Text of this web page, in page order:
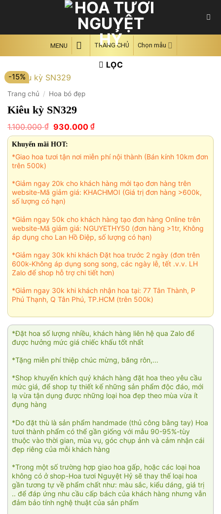
MENU TRANG CHỦ Chọn mẫu
LỌC
-15%
Trang chủ / Hoa bó đẹp
Kiêu kỳ SN329
1.100.000₫ Giá
gốc
là:
1.100.000 ₫.
930.000 ₫Giá
hiện
930.000 ₫.
Khuyến mãi HOT:
*Giao hoa tươi tận nơi miễn phí nội thành (Bán kính 10km đơn
trên 500k)
*Giảm ngay 20k cho khách hàng mới tạo đơn hàng trên
website-Mã giảm giá: KHACHMOI (Giá trị đơn hàng >600k,
số lượng có hạn)
*Giảm ngay 50k cho khách hàng tạo đơn hàng Online trên
website-Mã giảm giá: NGUYETHY50 (đơn hàng >1tr, Không
áp dụng cho Lan Hồ Điệp, số lượng có hạn)
*Giảm ngay 30k khi khách Đặt hoa trước 2 ngày (đơn trên
600k-Không áp dụng song song, các ngày lễ, tết .v.v. LH
Zalo để shop hỗ trợ chi tiết hơn)
*Giảm ngay 30k khi khách nhận hoa tại: 77 Tân Thành, P
Phú Thạnh, Q Tân Phú, TP.HCM (trên 500k)
*Đặt hoa số lượng nhiều, khách hàng liên hệ qua Zalo để
được hưởng mức giá chiếc khấu tốt nhất
*Tặng miễn phí thiệp chúc mừng, băng rôn,...
*Shop khuyến khích quý khách hàng đặt hoa theo yêu cầu
mức giá, để shop tự thiết kế những sản phẩm độc đáo, mới
lạ vừa tận dụng được những loại hoa đẹp theo mùa vừa ít
đụng hàng
*Do đặt thù là sản phẩm handmade (thủ công bằng tay) Hoa
tươi thành phẩm có thể gần giống với mẫu 90-95%-tùy
thuộc vào thời gian, mùa vụ, góc chụp ảnh và cảm nhận cái
đẹp riêng của mỗi khách hàng
*Trong một số trường hợp giao hoa gấp, hoặc các loại hoa
không có ở shop-Hoa tươi Nguyệt Hỷ sẽ thay thế loại hoa
gần tương tự về phẩm chất như: màu sắc, kiểu dáng, giá trị
.. để đáp ứng nhu cầu cấp bách của khách hàng nhưng vẫn
đảm bảo tính nghệ thuật của sản phẩm